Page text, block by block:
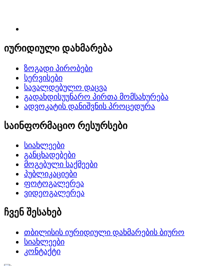
იურიდიული დახმარება
ზოგადი პირობები
სერვისები
სავალდებულო დაცვა
გადახდისუუნარო პირთა მომსახურება
ადვოკატის დანიშვნის პროცედურა
საინფორმაციო რესურსები
სიახლეები
განცხადებები
მოგებული საქმეები
პუბლიკაციები
ფოტოგალერეა
ვიდეოგალერეა
ჩვენ შესახებ
თბილისის იურიდიული დახმარების ბიურო
სიახლეები
კონტაქტი